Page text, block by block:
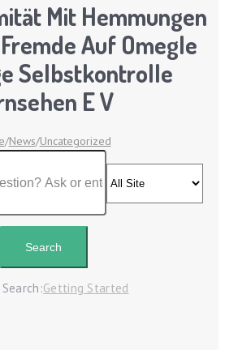
Mit Hemmungen
Auf Omegle
Selbstkontrolle
E V
/News/Uncategorized
Getting Started